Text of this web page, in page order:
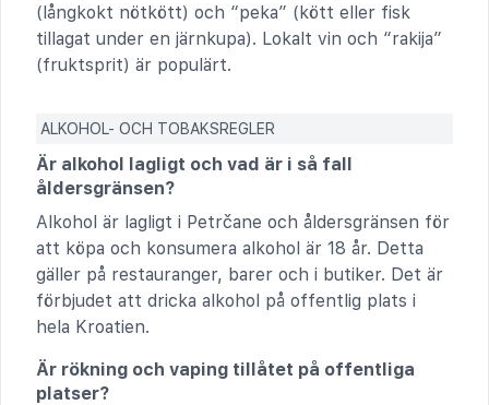
(långkokt nötkött) och “peka” (kött eller fisk
tillagat under en järnkupa). Lokalt vin och “rakija”
(fruktsprit) är populärt.
ALKOHOL- OCH TOBAKSREGLER
Är alkohol lagligt och vad är i så fall
åldersgränsen?
Alkohol är lagligt i Petrčane och åldersgränsen för
att köpa och konsumera alkohol är 18 år. Detta
gäller på restauranger, barer och i butiker. Det är
förbjudet att dricka alkohol på offentlig plats i
hela Kroatien.
Är rökning och vaping tillåtet på offentliga
platser?